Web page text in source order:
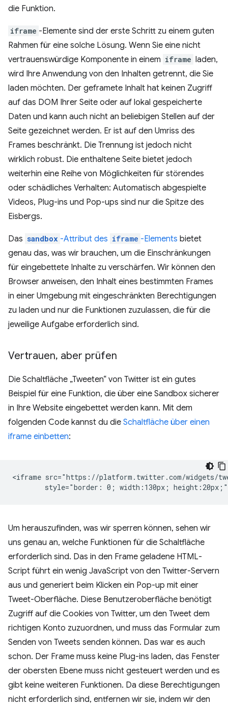
die Funktion.
iframe -Elemente sind der erste Schritt zu einem guten
Rahmen für eine solche Lösung. Wenn Sie eine nicht
vertrauenswürdige Komponente in einem iframe laden,
wird Ihre Anwendung von den Inhalten getrennt, die Sie
laden möchten. Der geframete Inhalt hat keinen Zugriff
auf das DOM Ihrer Seite oder auf lokal gespeicherte
Daten und kann auch nicht an beliebigen Stellen auf der
Seite gezeichnet werden. Er ist auf den Umriss des
Frames beschränkt. Die Trennung ist jedoch nicht
wirklich robust. Die enthaltene Seite bietet jedoch
weiterhin eine Reihe von Möglichkeiten für störendes
oder schädliches Verhalten: Automatisch abgespielte
Videos, Plug-ins und Pop-ups sind nur die Spitze des
Eisbergs.
Das sandbox -Attribut des iframe -Elements bietet
genau das, was wir brauchen, um die Einschränkungen
für eingebettete Inhalte zu verschärfen. Wir können den
Browser anweisen, den Inhalt eines bestimmten Frames
in einer Umgebung mit eingeschränkten Berechtigungen
zu laden und nur die Funktionen zuzulassen, die für die
jeweilige Aufgabe erforderlich sind.
Vertrauen, aber prüfen
Die Schaltfläche „Tweeten“ von Twitter ist ein gutes
Beispiel für eine Funktion, die über eine Sandbox sicherer
in Ihre Website eingebettet werden kann. Mit dem
folgenden Code kannst du die Schaltfläche über einen
iframe einbetten:
<iframe src="https://platform.twitter.com/widgets/
Um herauszufinden, was wir sperren können, sehen wir
uns genau an, welche Funktionen für die Schaltfläche
erforderlich sind. Das in den Frame geladene HTML-
Script führt ein wenig JavaScript von den Twitter-Servern
aus und generiert beim Klicken ein Pop-up mit einer
Tweet-Oberfläche. Diese Benutzeroberfläche benötigt
Zugriff auf die Cookies von Twitter, um den Tweet dem
richtigen Konto zuzuordnen, und muss das Formular zum
Senden von Tweets senden können. Das war es auch
schon. Der Frame muss keine Plug-ins laden, das Fenster
der obersten Ebene muss nicht gesteuert werden und es
gibt keine weiteren Funktionen. Da diese Berechtigungen
nicht erforderlich sind, entfernen wir sie, indem wir den